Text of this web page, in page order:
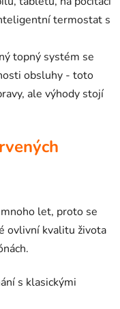
termostat s
topný systém se
obsluhy - toto
ale výhody stojí
let, proto se
ovlivní kvalitu života
s klasickými